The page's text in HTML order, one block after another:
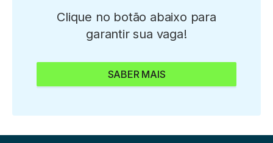
Clique no botão abaixo para
garantir sua vaga!
SABER MAIS